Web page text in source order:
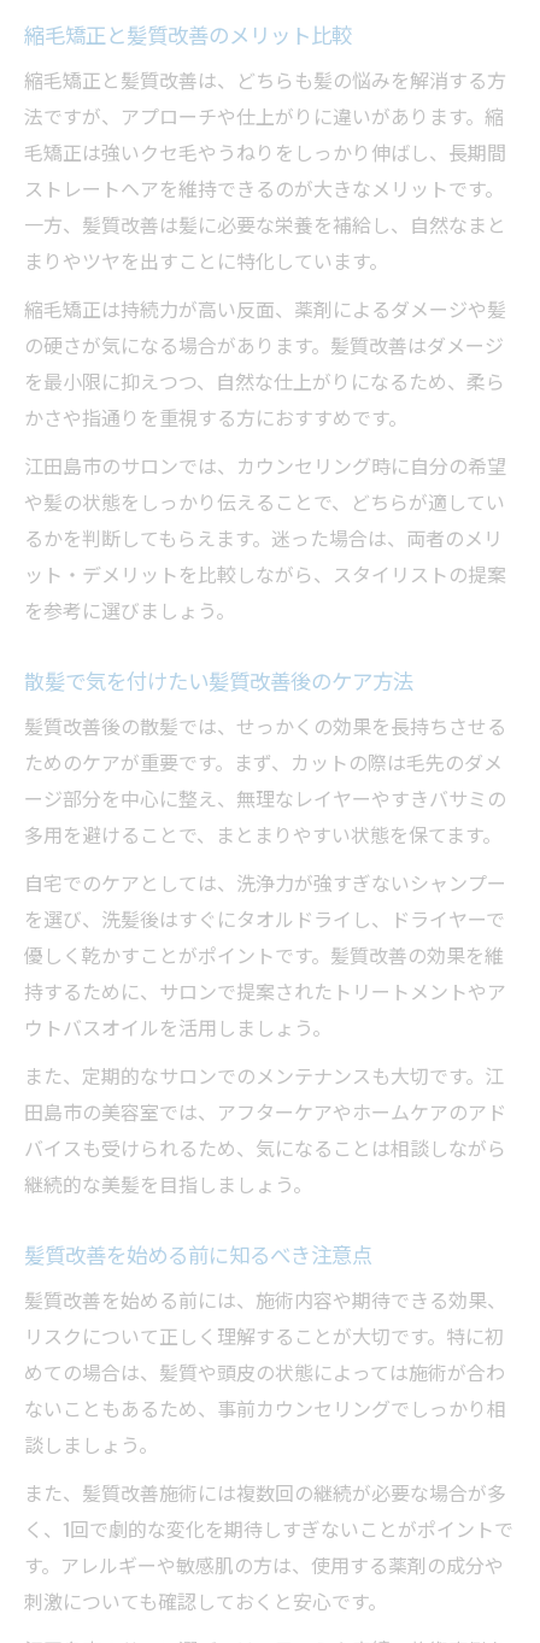
縮毛矯正と髪質改善のメリット比較
縮毛矯正と髪質改善は、どちらも髪の悩みを解消する方
法ですが、アプローチや仕上がりに違いがあります。縮
毛矯正は強いクセ毛やうねりをしっかり伸ばし、長期間
ストレートヘアを維持できるのが大きなメリットです。
一方、髪質改善は髪に必要な栄養を補給し、自然なまと
まりやツヤを出すことに特化しています。
縮毛矯正は持続力が高い反面、薬剤によるダメージや髪
の硬さが気になる場合があります。髪質改善はダメージ
を最小限に抑えつつ、自然な仕上がりになるため、柔ら
かさや指通りを重視する方におすすめです。
江田島市のサロンでは、カウンセリング時に自分の希望
や髪の状態をしっかり伝えることで、どちらが適してい
るかを判断してもらえます。迷った場合は、両者のメリ
ット・デメリットを比較しながら、スタイリストの提案
を参考に選びましょう。
散髪で気を付けたい髪質改善後のケア方法
髪質改善後の散髪では、せっかくの効果を長持ちさせる
ためのケアが重要です。まず、カットの際は毛先のダメ
ージ部分を中心に整え、無理なレイヤーやすきバサミの
多用を避けることで、まとまりやすい状態を保てます。
自宅でのケアとしては、洗浄力が強すぎないシャンプー
を選び、洗髪後はすぐにタオルドライし、ドライヤーで
優しく乾かすことがポイントです。髪質改善の効果を維
持するために、サロンで提案されたトリートメントやア
ウトバスオイルを活用しましょう。
また、定期的なサロンでのメンテナンスも大切です。江
田島市の美容室では、アフターケアやホームケアのアド
バイスも受けられるため、気になることは相談しながら
継続的な美髪を目指しましょう。
髪質改善を始める前に知るべき注意点
髪質改善を始める前には、施術内容や期待できる効果、
リスクについて正しく理解することが大切です。特に初
めての場合は、髪質や頭皮の状態によっては施術が合わ
ないこともあるため、事前カウンセリングでしっかり相
談しましょう。
また、髪質改善施術には複数回の継続が必要な場合が多
く、1回で劇的な変化を期待しすぎないことがポイントで
す。アレルギーや敏感肌の方は、使用する薬剤の成分や
刺激についても確認しておくと安心です。